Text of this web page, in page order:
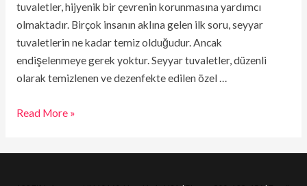
tuvaletler, hijyenik bir çevrenin korunmasına yardımcı
olmaktadır. Birçok insanın aklına gelen ilk soru, seyyar
tuvaletlerin ne kadar temiz olduğudur. Ancak
endişelenmeye gerek yoktur. Seyyar tuvaletler, düzenli
olarak temizlenen ve dezenfekte edilen özel …
Read More »